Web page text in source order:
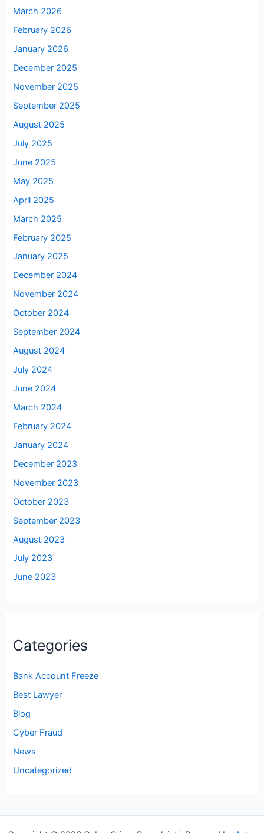
March 2026
February 2026
January 2026
December 2025
November 2025
September 2025
August 2025
July 2025
June 2025
May 2025
April 2025
March 2025
February 2025
January 2025
December 2024
November 2024
October 2024
September 2024
August 2024
July 2024
June 2024
March 2024
February 2024
January 2024
December 2023
November 2023
October 2023
September 2023
August 2023
July 2023
June 2023
Categories
Bank Account Freeze
Best Lawyer
Blog
Cyber Fraud
News
Uncategorized